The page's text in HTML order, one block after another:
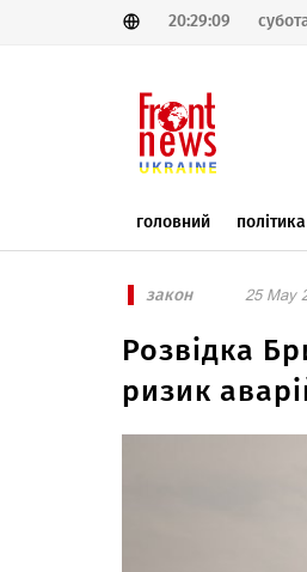
20:29:09
головний політика
закон 25 May
Розвідка
ризик